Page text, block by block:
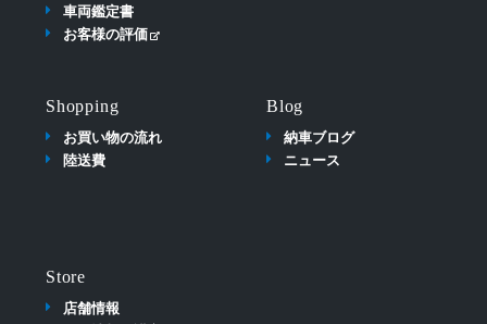
車両鑑定書
お客様の評価
Shopping
お買い物の流れ
陸送費
Blog
納車ブログ
ニュース
Store
店舗情報